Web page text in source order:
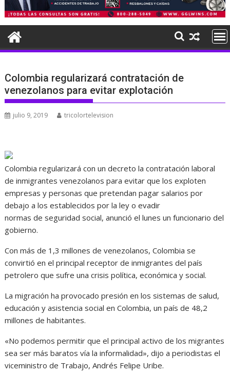
Colombia regularizará contratación de
venezolanos para evitar explotación
julio 9, 2019 tricolortelevision
Colombia regularizará con un decreto la contratación laboral
de inmigrantes venezolanos para evitar que los exploten
empresas y personas que pretendan pagar salarios por
debajo a los establecidos por la ley o evadir
normas de seguridad social, anunció el lunes un funcionario del
gobierno.
Con más de 1,3 millones de venezolanos, Colombia se
convirtió en el principal receptor de inmigrantes del paí­s
petrolero que sufre una crisis polí­tica, económica y social.
La migración ha provocado presión en los sistemas de salud,
educación y asistencia social en Colombia, un paí­s de 48,2
millones de habitantes.
«No podemos permitir que el principal activo de los migrantes
sea ser más baratos vía la informalidad», dijo a periodistas el
viceministro de Trabajo, Andrés Felipe Uribe.